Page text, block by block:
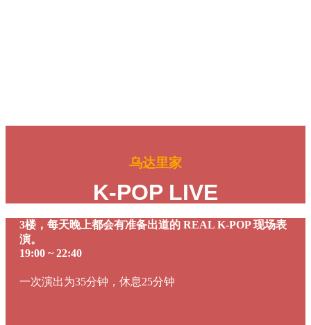
乌达里家
K-POP LIVE
3楼，每天晚上都会有准备出道的 REAL K-POP 现场表
演。
19:00 ~ 22:40
一次演出为35分钟，休息25分钟